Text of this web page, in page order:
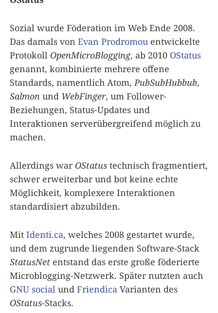
Sozial wurde Föderation im Web Ende 2008.
Das damals von Evan Prodromou entwickelte
Protokoll OpenMicroBlogging, ab 2010 OStatus
genannt, kombinierte mehrere offene
Standards, namentlich Atom, PubSubHubbub,
Salmon und WebFinger, um Follower-
Beziehungen, Status-Updates und
Interaktionen serverübergreifend möglich zu
machen.
Allerdings war OStatus technisch fragmentiert,
schwer erweiterbar und bot keine echte
Möglichkeit, komplexere Interaktionen
standardisiert abzubilden.
Mit Identi.ca, welches 2008 gestartet wurde,
und dem zugrunde liegenden Software-Stack
StatusNet entstand das erste große föderierte
Microblogging-Netzwerk. Später nutzten auch
GNU social und Friendica Varianten des
OStatus-Stacks.